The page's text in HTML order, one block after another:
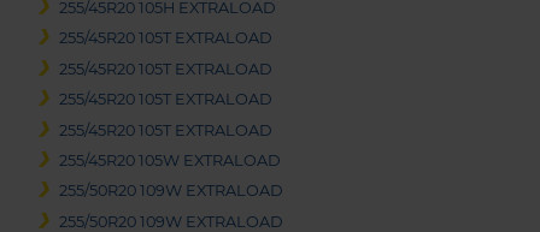
255/45R20 105H EXTRALOAD
255/45R20 105T EXTRALOAD
255/45R20 105T EXTRALOAD
255/45R20 105T EXTRALOAD
255/45R20 105T EXTRALOAD
255/45R20 105W EXTRALOAD
255/50R20 109W EXTRALOAD
255/50R20 109W EXTRALOAD